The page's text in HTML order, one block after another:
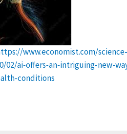
www.economist.com/science-
02/ai-offers-an-intriguing-new-
conditions